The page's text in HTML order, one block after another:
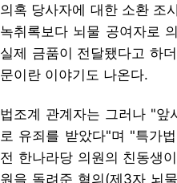
로 유죄를 받았다"며 "특가
전 한나라당 의원의 친동생
원을 돌려준 혐의(제3자 뇌
3년을 확정받은 걸 두고서다.
이에 검찰 관계자는 “수사
는 객관적 자료 등을 토대로
김민중 기자